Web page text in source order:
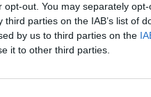
out. You may separately
parties on the IAB’s list of
by us to third parties on the
it to other third parties.
του Βυζαντίου: Η